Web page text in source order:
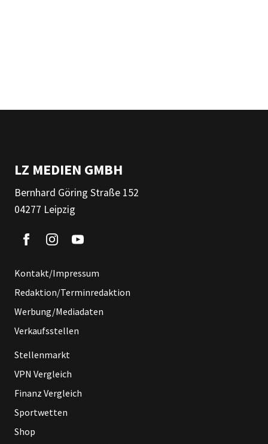
LZ MEDIEN GMBH
Bernhard Göring Straße 152
04277 Leipzig
Kontakt/Impressum
Redaktion/Terminredaktion
Werbung/Mediadaten
Verkaufsstellen
Stellenmarkt
VPN Vergleich
Finanz Vergleich
Sportwetten
Shop